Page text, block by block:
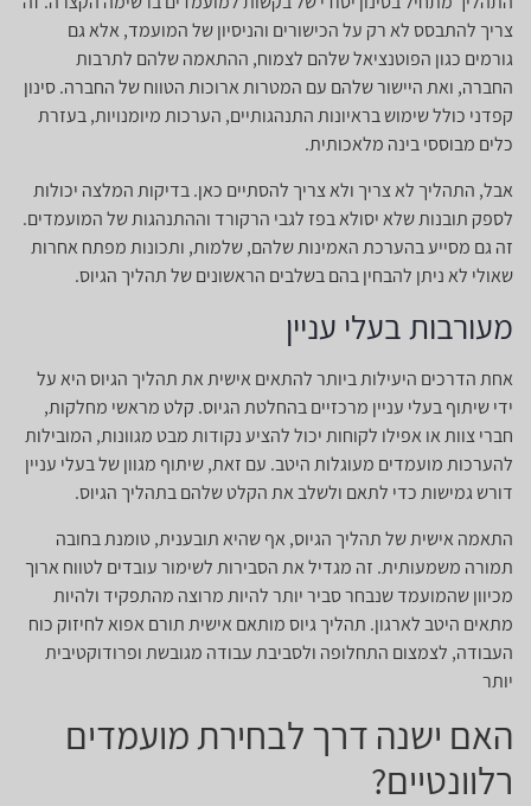
צריך להתבסס לא רק על הכישורים והניסיון של המועמד, אלא גם
גורמים כגון הפוטנציאל שלהם לצמוח, ההתאמה שלהם לתרבות
החברה, ואת היישור שלהם עם המטרות ארוכות הטווח של החברה. סינון
קפדני כולל שימוש בראיונות התנהגותיים, הערכות מיומנויות, בעזרת
כלים מבוססי בינה מלאכותית.
אבל, התהליך לא צריך ולא צריך להסתיים כאן. בדיקות המלצה יכולות
לספק תובנות שלא יסולא בפז לגבי הרקורד וההתנהגות של המועמדים.
זה גם מסייע בהערכת האמינות שלהם, שלמות, ותכונות מפתח אחרות
שאולי לא ניתן להבחין בהם בשלבים הראשונים של תהליך הגיוס.
מעורבות בעלי עניין
אחת הדרכים היעילות ביותר להתאים אישית את תהליך הגיוס היא על
ידי שיתוף בעלי עניין מרכזיים בהחלטת הגיוס. קלט מראשי מחלקות,
חברי צוות או אפילו לקוחות יכול להציע נקודות מבט מגוונות, המובילות
להערכות מועמדים מעוגלות היטב. עם זאת, שיתוף מגוון של בעלי עניין
דורש גמישות כדי לתאם ולשלב את הקלט שלהם בתהליך הגיוס.
התאמה אישית של תהליך הגיוס, אף שהיא תובענית, טומנת בחובה
תמורה משמעותית. זה מגדיל את הסבירות לשימור עובדים לטווח ארוך
מכיוון שהמועמד שנבחר סביר יותר להיות מרוצה מהתפקיד ולהיות
מתאים היטב לארגון. תהליך גיוס מותאם אישית תורם אפוא לחיזוק כוח
העבודה, לצמצום התחלופה ולסביבת עבודה מגובשת ופרודוקטיבית
יותר
האם ישנה דרך לבחירת מועמדים
רלוונטיים?